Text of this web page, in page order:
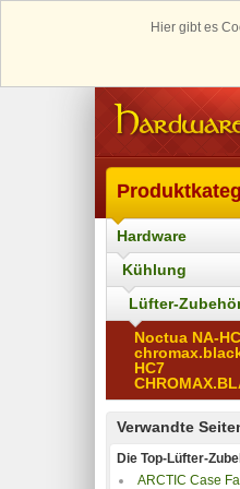
Hier gibt es
Hardware
Kühlung
Lüfter-
Noctua NA-
HC7
Verwandte
Die Top-Lüfter-
ARCTIC Case